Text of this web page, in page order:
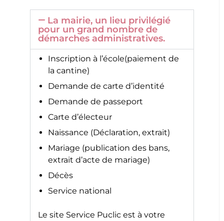
La mairie, un lieu privilégié
pour un grand nombre de
démarches administratives.
Inscription à l’école(paiement de
la cantine)
Demande de carte d’identité
Demande de passeport
Carte d’électeur
Naissance (Déclaration, extrait)
Mariage (publication des bans,
extrait d’acte de mariage)
Décès
Service national
Le site Service Puclic est à votre